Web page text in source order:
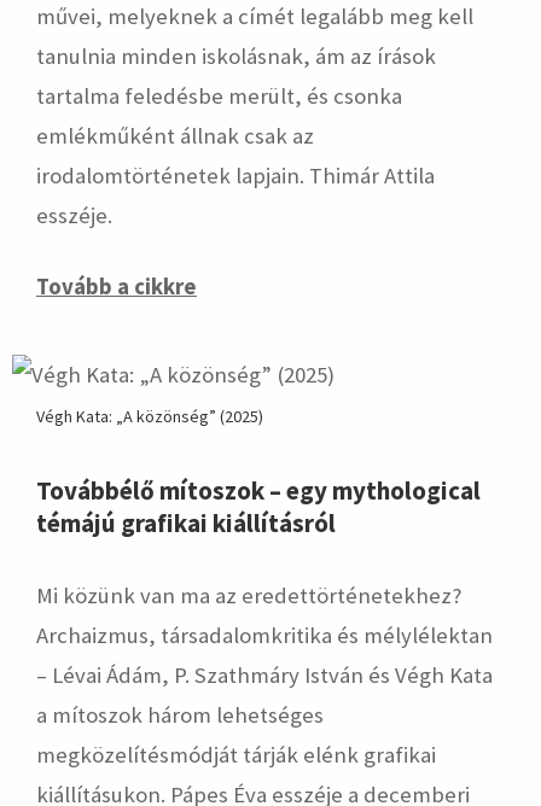
művei, melyeknek a címét legalább meg kell
tanulnia minden iskolásnak, ám az írások
tartalma feledésbe merült, és csonka
emlékműként állnak csak az
irodalomtörténetek lapjain. Thimár Attila
esszéje.
Tovább a cikkre
Végh Kata: „A közönség” (2025)
Továbbélő mítoszok – egy mythological
témájú grafikai kiállításról
Mi közünk van ma az eredettörténetekhez?
Archaizmus, társadalomkritika és mélylélektan
– Lévai Ádám, P. Szathmáry István és Végh Kata
a mítoszok három lehetséges
megközelítésmódját tárják elénk grafikai
kiállításukon. Pápes Éva esszéje a decemberi